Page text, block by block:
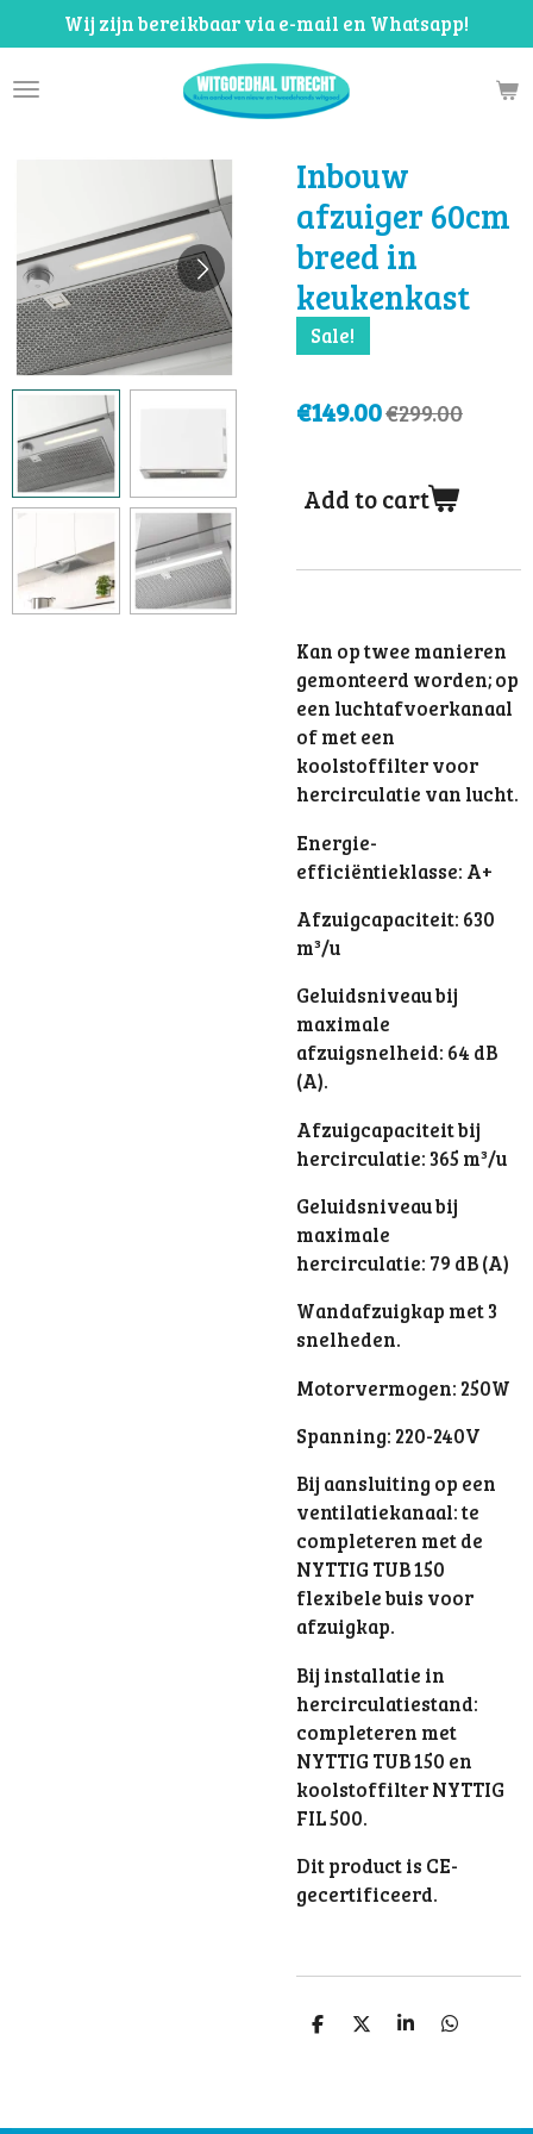
to
main
Wij zijn bereikbaar via e-mail en Whatsapp!
Inbouw
afzuiger 60cm
breed in
keukenkast
Sale!
€149.00€299.00
Add to cart
Kan op twee manieren
gemonteerd worden; op
een luchtafvoerkanaal
of met een
koolstoffilter voor
hercirculatie van lucht.
Energie-
efficiëntieklasse: A+
Afzuigcapaciteit: 630
m³/u
Geluidsniveau bij
maximale
afzuigsnelheid: 64 dB
(A).
Afzuigcapaciteit bij
hercirculatie: 365 m³/u
Geluidsniveau bij
maximale
hercirculatie: 79 dB (A)
Wandafzuigkap met 3
snelheden.
Motorvermogen: 250W
Spanning: 220-240V
Bij aansluiting op een
ventilatiekanaal: te
completeren met de
NYTTIG TUB 150
flexibele buis voor
afzuigkap.
Bij installatie in
hercirculatiestand:
completeren met
NYTTIG TUB 150 en
koolstoffilter NYTTIG
FIL 500.
Dit product is CE-
gecertificeerd.
S
S
S
S